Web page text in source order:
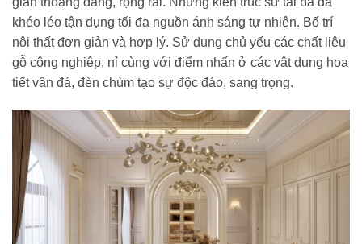
khéo léo tận dụng tối đa nguồn ánh sáng tự nhiên. Bố trí
nội thất đơn giản và hợp lý. Sử dụng chủ yếu các chất liệu
gỗ công nghiệp, nỉ cùng với điểm nhấn ở các vật dụng hoạ
tiết vân đá, đèn chùm tạo sự độc đáo, sang trọng.